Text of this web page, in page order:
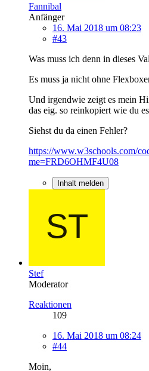
Fannibal
Anfänger
16. Mai 2018 um 08:23
#43
Was muss ich denn in dieses
Es muss ja nicht ohne
Und irgendwie zeigt es mein
das eig. so reinkopiert wie du
Siehst du da einen Fehler?
https://www.w3schools.com/
me=FRD6OHMF4U08
Inhalt melden
Stef
Moderator
Reaktionen
109
16. Mai 2018 um 08:24
#44
Moin,